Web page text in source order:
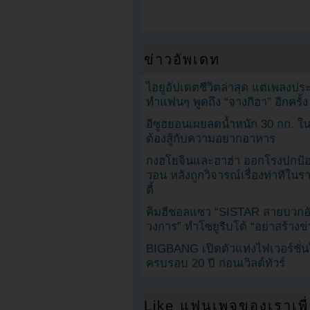
ข่าวอัพเดท
ไอยูอัปเดตชีวิตล่าสุด แต่เพลงป
ทำแฟนๆ พูดถึง “จางกีฮา” อีกครั้ง
อีซูฮยอนเผยลดน้ำหนัก 30 กก. ใ
ต้องสู้กับความอยากอาหาร
กงฮโยจินและฮาฮ่า ออกโรงปกป้
วอน หลังถูกวิจารณ์เรื่องท่าทีในร
ตี้
คิมฮีชอลแซว “SISTAR สายบวก
วงการ” ทำโซยูรีบโต้ “อย่าสร้างข่
BIGBANG เปิดตัวแท่งไฟเวอร์ชั่
ครบรอบ 20 ปี ก่อนเวิลด์ทัวร์
Like แฟนเพจของเราเ